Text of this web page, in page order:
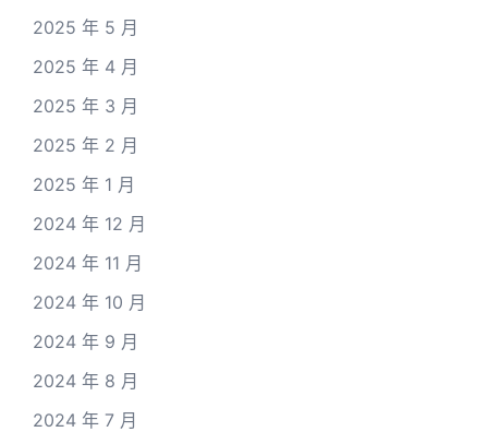
2025 年 5 月
2025 年 4 月
2025 年 3 月
2025 年 2 月
2025 年 1 月
2024 年 12 月
2024 年 11 月
2024 年 10 月
2024 年 9 月
2024 年 8 月
2024 年 7 月